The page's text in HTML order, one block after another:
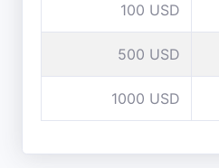
100 USD
500 USD
1000 USD